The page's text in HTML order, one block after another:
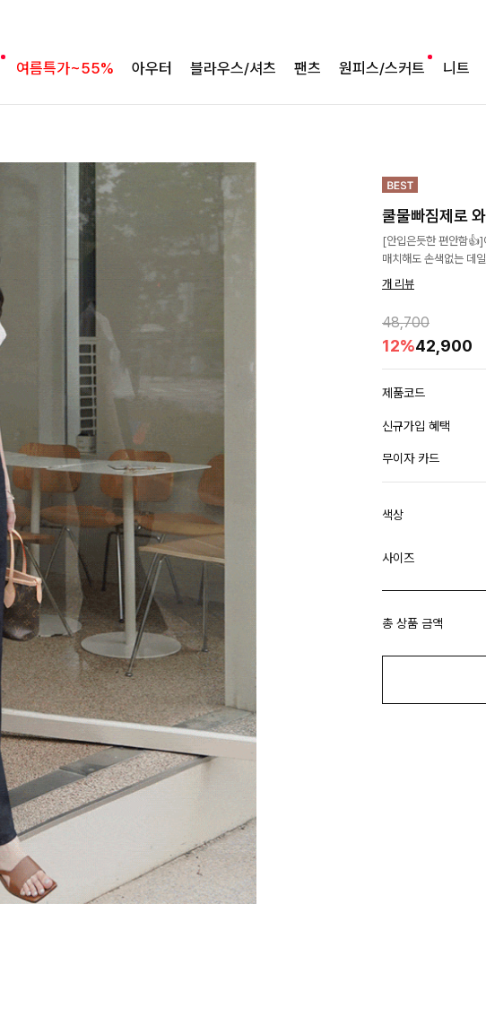
여름특가~55% 아우터 블라우스/셔츠 팬츠 원피스/스커트 니트
쿨물빠짐제로
[안입은듯한 편안함👍]
매치해도 손색없는 데
개 리뷰
48,700
12%42,900
제품코드
신규가입 혜택
무이자 카드
색상
사이즈
총 상품 금액